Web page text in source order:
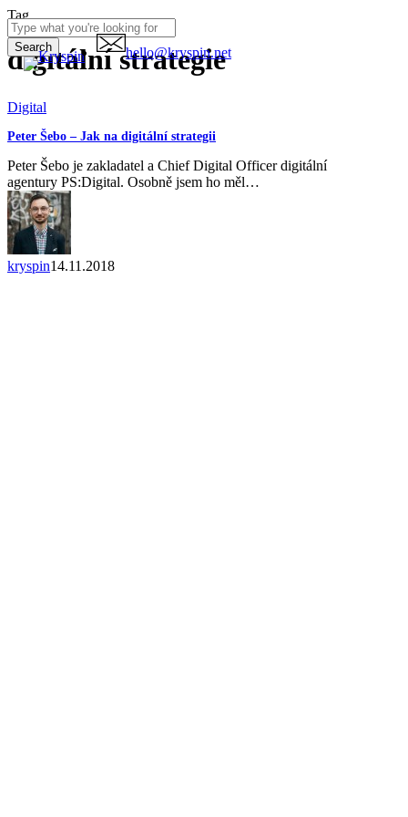
Skip
to
main
content
Search
Close
Search
hello@kryspin.netMenu
Tag
digitální strategie
Peter
–
na
digitální
strategii
Digital
Peter Šebo – Jak na digitální strategii
Peter Šebo je zakladatel a Chief Digital Officer digitální
agentury PS:Digital. Osobně jsem ho měl…
kryspin14.11.2018